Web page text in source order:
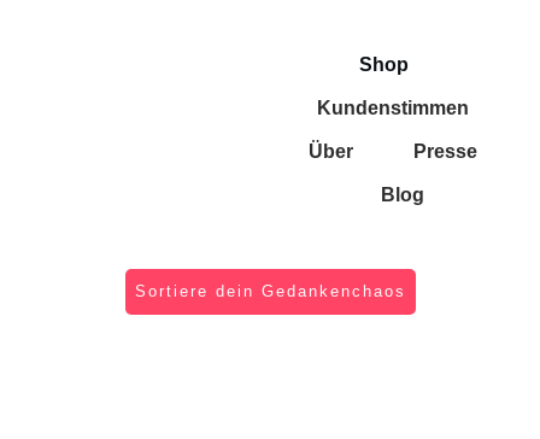
Shop
Kundenstimmen
Über Presse
Blog
Sortiere dein Gedankenchaos